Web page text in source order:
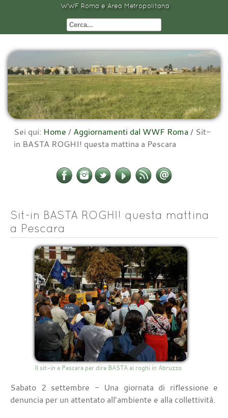
WWF Roma e Area Metropolitana
Sei qui: Home / Aggiornamenti dal WWF Roma / Sit-
in BASTA ROGHI! questa mattina a Pescara
Sit-in BASTA ROGHI! questa mattina
a Pescara
Il sit-in a Pescara per dire BASTA ai roghi in Abruzzo
Sabato 2 settembre - Una giornata di riflessione e
denuncia per un attentato all’ambiente e alla collettività.